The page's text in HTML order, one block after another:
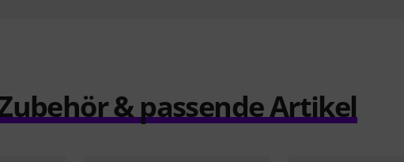
& passende Artikel